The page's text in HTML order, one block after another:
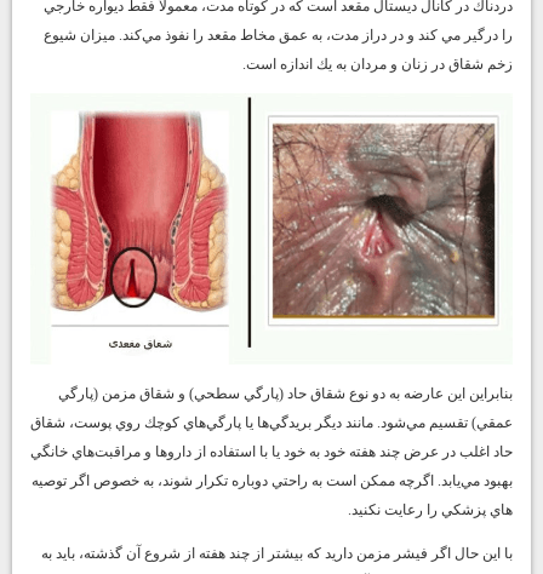
دردناك در كانال ديستال مقعد است كه در كوتاه مدت، معمولاً فقط ديواره خارجي
را درگير مي كند و در دراز مدت، به عمق مخاط مقعد را نفوذ مي‌كند. ميزان شيوع
زخم شقاق در زنان و مردان به يك اندازه است.
بنابراين اين عارضه به دو نوع شقاق حاد (پارگي سطحي) و شقاق مزمن (پارگي
عمقي) تقسيم مي‌شود. مانند ديگر بريدگي‌ها يا پارگي‌هاي كوچك روي پوست، شقاق
حاد اغلب در عرض چند هفته خود به خود يا با استفاده از داروها و مراقبت‌هاي خانگي
بهبود مي‌يابد. اگرچه ممكن است به راحتي دوباره تكرار شوند، به خصوص اگر توصيه
هاي پزشكي را رعايت نكنيد.
با اين حال اگر فيشر مزمن داريد كه بيشتر از چند هفته از شروع آن گذشته، بايد به